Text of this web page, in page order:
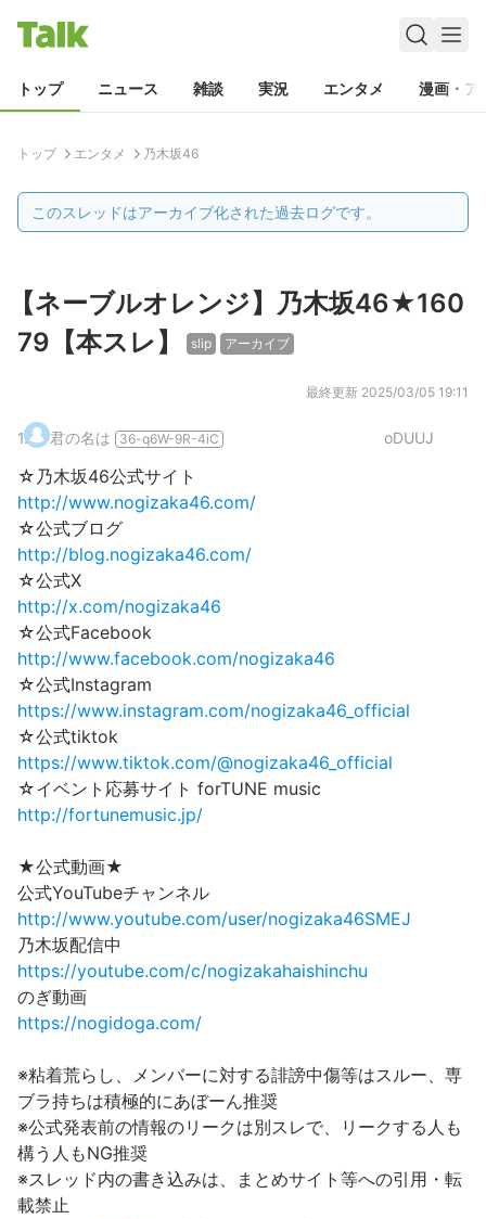
トップ ニュース 雑談 実況 エンタメ 漫画・ア
トップ エンタメ 乃木坂46
このスレッドはアーカイブ化された過去ログです。
【ネーブルオレンジ】乃木坂46★160
79【本スレ】
slip アーカイブ
最終更新 2025/03/05 19:11
1. 君の名は 36-q6W-9R-4iC oDUUJ
☆乃木坂46公式サイト
http://www.nogizaka46.com/
☆公式ブログ
http://blog.nogizaka46.com/
☆公式X
http://x.com/nogizaka46
☆公式Facebook
http://www.facebook.com/nogizaka46
☆公式Instagram
https://www.instagram.com/nogizaka46_official
☆公式tiktok
https://www.tiktok.com/@nogizaka46_official
☆イベント応募サイト forTUNE music
http://fortunemusic.jp/
★公式動画★
公式YouTubeチャンネル
http://www.youtube.com/user/nogizaka46SMEJ
乃木坂配信中
https://youtube.com/c/nogizakahaishinchu
のぎ動画
https://nogidoga.com/
※粘着荒らし、メンバーに対する誹謗中傷等はスルー、専
ブラ持ちは積極的にあぼーん推奨
※公式発表前の情報のリークは別スレで、リークする人も
構う人もNG推奨
※スレッド内の書き込みは、まとめサイト等への引用・転
載禁止